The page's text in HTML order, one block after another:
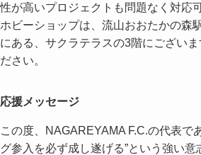
性が高いプロジェクトも問題なく対応
ホビーショップは、流山おおたかの森
にある、サクラテラスの3階にござい
ださい。
応援メッセージ
この度、NAGAREYAMA F.C.の代表で
グ参入を必ず成し遂げる”という強い